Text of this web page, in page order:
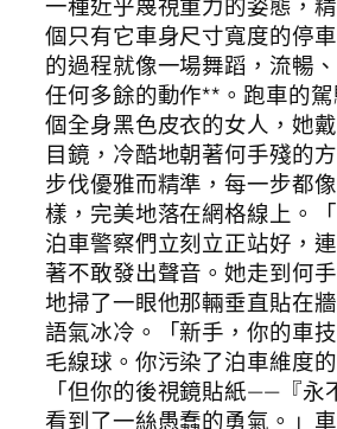
個只有它車身尺寸寬度的停
的過程就像一場舞蹈，流暢
任何多餘的動作**。跑車的
個全身黑色皮衣的女人，她
目鏡，冷酷地朝著何手殘的
步伐優雅而精準，每一步都
樣，完美地落在網格線上。「
泊車警察們立刻立正站好，
著不敢發出聲音。她走到何
地掃了一眼他那輛垂直貼在
語氣冰冷。「新手，你的車
毛線球。你污染了泊車維度的
「但你的後視鏡貼紙——『永
看到了一絲愚蠢的勇氣。」